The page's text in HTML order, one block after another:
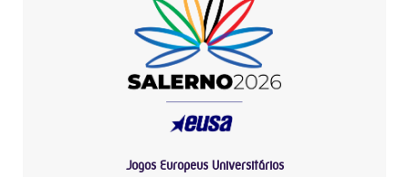
Jogos Europeus Universitários